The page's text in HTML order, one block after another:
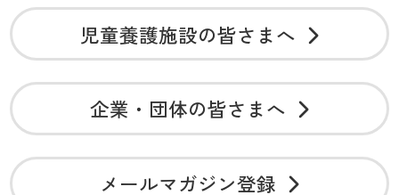
児童養護施設の皆さまへ
企業・団体の皆さまへ
メールマガジン登録